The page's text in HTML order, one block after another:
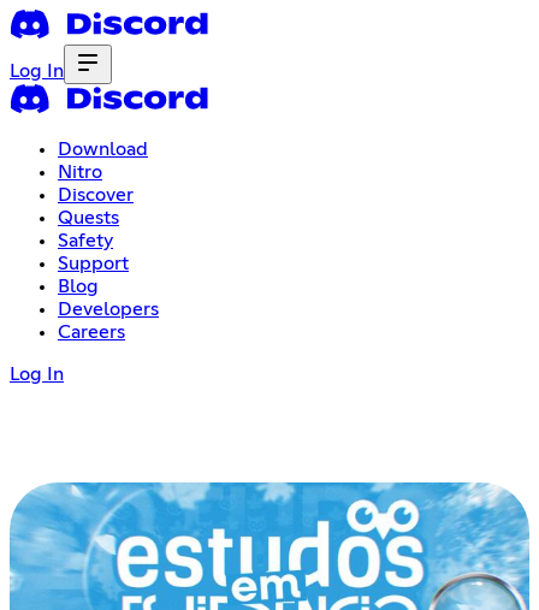
Log In
Download
Nitro
Discover
Quests
Safety
Support
Blog
Developers
Careers
Log In